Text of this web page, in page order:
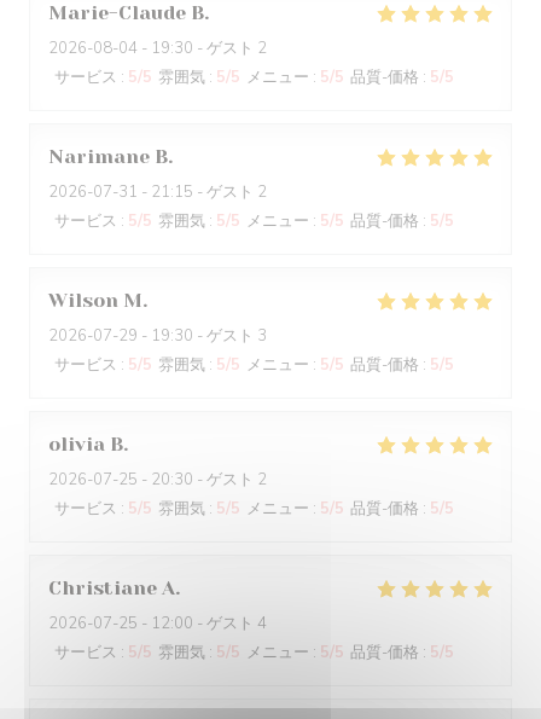
Marie-Claude B
2026-08-04 - 19:30 - ゲスト 2
サービス : 5/5 雰囲気 : 5/5 メニュー : 5/5 品質-価格 : 5/5
Narimane B
2026-07-31 - 21:15 - ゲスト 2
サービス : 5/5 雰囲気 : 5/5 メニュー : 5/5 品質-価格 : 5/5
Wilson M
2026-07-29 - 19:30 - ゲスト 3
サービス : 5/5 雰囲気 : 5/5 メニュー : 5/5 品質-価格 : 5/5
olivia B
2026-07-25 - 20:30 - ゲスト 2
サービス : 5/5 雰囲気 : 5/5 メニュー : 5/5 品質-価格 : 5/5
Christiane A
2026-07-25 - 12:00 - ゲスト 4
サービス : 5/5 雰囲気 : 5/5 メニュー : 5/5 品質-価格 : 5/5